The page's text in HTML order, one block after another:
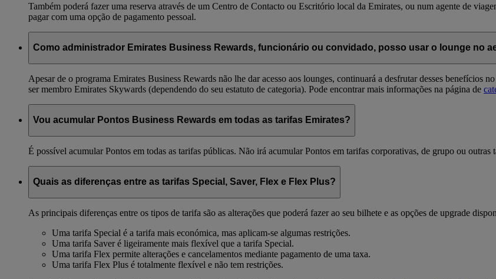
Também poderá fazer uma reserva através de um Centro de Contacto ou Escritório local da Emirates, ou num agente de
pagar com uma opção de pagamento pessoal.
Como administrador Emirates Business Rewards, funcionário ou convidado, posso usar o lounge no
Apesar de o programa Emirates Business Rewards não lhe dar acesso aos lounges, continuará a desfrutar desses benefícios
ser membro Emirates Skywards (dependendo do seu estatuto de categoria). Pode encontrar mais informações na página de
Vou acumular Pontos Business Rewards em todas as tarifas Emirates?
É possível acumular Pontos em todas as tarifas públicas. Não irá acumular Pontos em tarifas corporativas, de grupo ou outras
Quais as diferenças entre as tarifas Special, Saver, Flex e Flex Plus?
As principais diferenças entre os tipos de tarifa são as alterações que poderá fazer ao seu bilhete e as opções de upgrade
Uma tarifa Special é a tarifa mais económica, mas aplicam-se algumas restrições.
Uma tarifa Saver é ligeiramente mais flexível que a tarifa Special.
Uma tarifa Flex permite alterações e cancelamentos mediante pagamento de uma taxa.
Uma tarifa Flex Plus é totalmente flexível e não tem restrições.